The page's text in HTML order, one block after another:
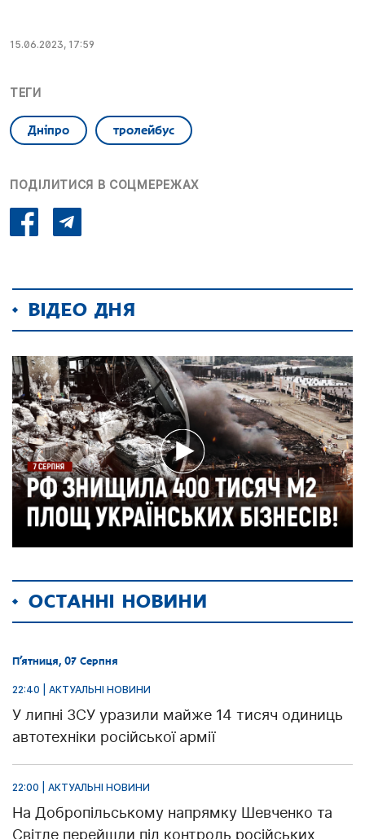
15.06.2023, 17:59
ТЕГИ
Дніпро тролейбус
ПОДІЛИТИСЯ В СОЦМЕРЕЖАХ
ВІДЕО ДНЯ
ОСТАННІ НОВИНИ
П’ятниця, 07 Серпня
22:40 | АКТУАЛЬНІ НОВИНИ
У липні ЗСУ уразили майже 14 тисяч одиниць
автотехніки російської армії
22:00 | АКТУАЛЬНІ НОВИНИ
На Добропільському напрямку Шевченко та
Світле перейшли під контроль російських